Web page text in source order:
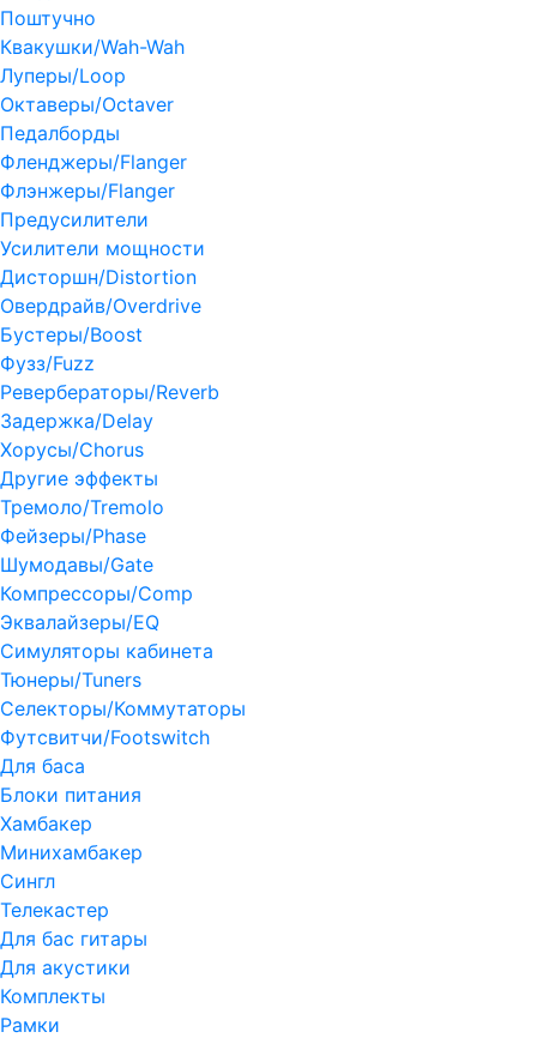
Поштучно
Квакушки/Wah-Wah
Луперы/Loop
Октаверы/Octaver
Педалборды
Фленджеры/Flanger
Флэнжеры/Flanger
Предусилители
Усилители мощности
Дисторшн/Distortion
Овердрайв/Overdrive
Бустеры/Boost
Фузз/Fuzz
Ревербераторы/Reverb
Задержка/Delay
Хорусы/Chorus
Другие эффекты
Тремоло/Tremolo
Фейзеры/Phase
Шумодавы/Gate
Компрессоры/Comp
Эквалайзеры/EQ
Симуляторы кабинета
Тюнеры/Tuners
Селекторы/Коммутаторы
Футсвитчи/Footswitch
Для баса
Блоки питания
Хамбакер
Минихамбакер
Сингл
Телекастер
Для бас гитары
Для акустики
Комплекты
Рамки